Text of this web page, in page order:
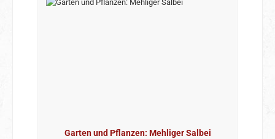
Garten und Pflanzen: Mehliger Salbei